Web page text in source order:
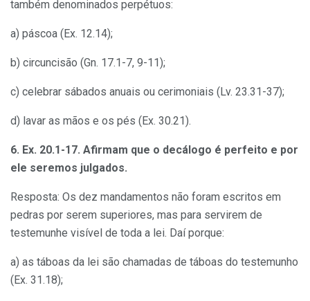
também denominados perpétuos:
a) páscoa (Ex. 12.14);
b) circuncisão (Gn. 17.1-7, 9-11);
c) celebrar sábados anuais ou cerimoniais (Lv. 23.31-37);
d) lavar as mãos e os pés (Ex. 30.21).
6. Ex. 20.1-17. Afirmam que o decálogo é perfeito e por
ele seremos julgados.
Resposta: Os dez mandamentos não foram escritos em
pedras por serem superiores, mas para servirem de
testemunhe visível de toda a lei. Daí porque:
a) as táboas da lei são chamadas de táboas do testemunho
(Ex. 31.18);